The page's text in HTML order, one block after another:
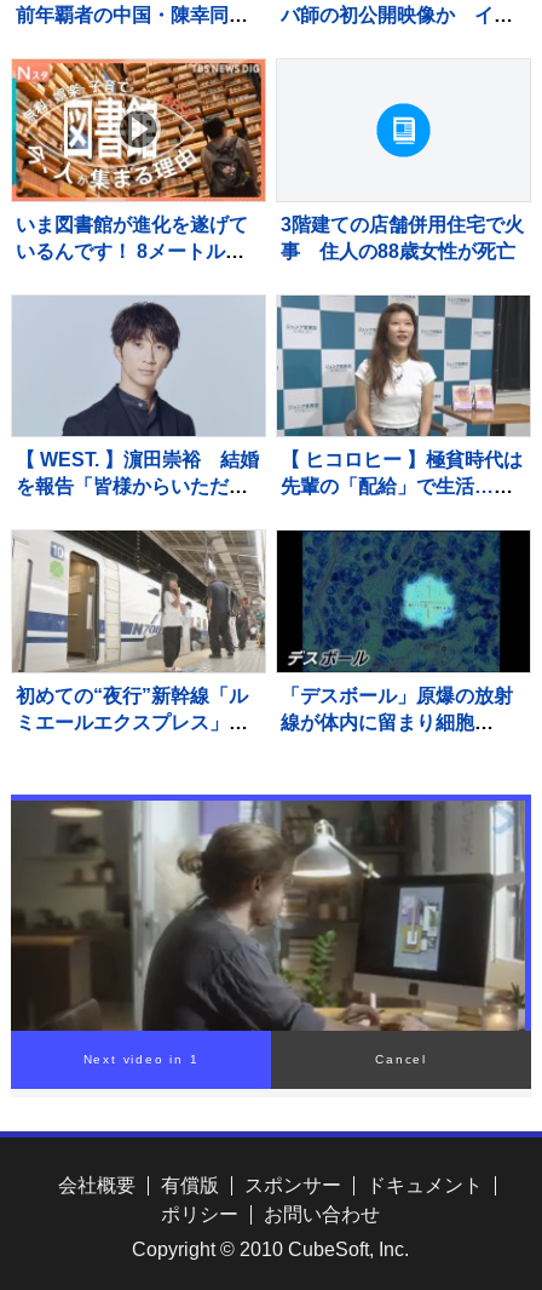
前年覇者の中国・陳幸同に4
オンズ横浜】
バ師の初公開映像か イラ
いま図書館が進化を遂げて
いるんです！ 8メートルの
ー、音楽スタジオまで！ 図
書館の専門家が厳選した進
化系図書館ベスト7をご紹
3階建ての店舗併用住宅で火
事 住人の88歳女性が死亡
【 WEST. 】濵田崇裕 結婚
を報告「皆様からいただい
るよう、これからも精進し
てまいります」
【 ヒコロヒー 】極貧時代は
先輩の「配給」で生活…今
か？」と500円のアイスを
奢れるまでに成長
初めての“夜行”新幹線「ル
ミエールエクスプレス」昨
限定も今後の運行も検討
JR東海
「デスボール」原爆の放射
線が体内に留まり細胞
年 置き去りの被爆体験者
【NO WARプロジェクト つ
なぐ、つながる】
会社概要 有償版 スポンサー
ドキュメント
ポリシー
お問い合わせ
Copyright © 2010 CubeSoft, Inc.